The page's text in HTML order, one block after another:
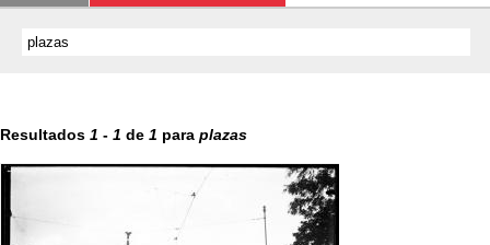
Resultados 1 - 1 de 1 para plazas